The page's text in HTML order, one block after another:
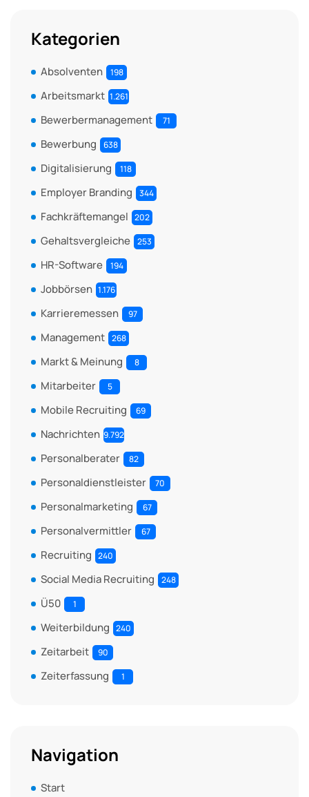
Kategorien
Absolventen 198
Arbeitsmarkt 1.261
Bewerbermanagement 71
Bewerbung 638
Digitalisierung 118
Employer Branding 344
Fachkräftemangel 202
Gehaltsvergleiche 253
HR-Software 194
Jobbörsen 1.176
Karrieremessen 97
Management 268
Markt & Meinung 8
Mitarbeiter 5
Mobile Recruiting 69
Nachrichten 9.792
Personalberater 82
Personaldienstleister 70
Personalmarketing 67
Personalvermittler 67
Recruiting 240
Social Media Recruiting 248
Ü50 1
Weiterbildung 240
Zeitarbeit 90
Zeiterfassung 1
Navigation
Start